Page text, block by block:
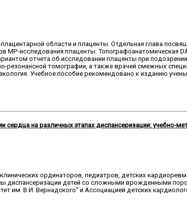
области и плаценты. Отдельная глава
исследования плаценты. Топографоанатомическая
отчета об исследовании плаценты при
резонансной томографии, а также врачей смежных
Учебное пособие рекомендовано к изданию
на различных этапах диспансеризации: учебно-
ординаторов, педиатров, детских
диспансеризации детей со сложными врожденными
им. В.И. Вернадского" и Ассоциацией детских